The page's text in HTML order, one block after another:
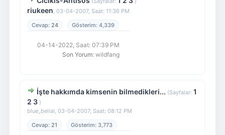
riukeen, 03-04-2007, Saat: 11:36 PM
24
4,339
04-14-2022, Saat: 07:39 PM
Son Yorum: wildfang
İşte hakkımda kimsenin bilmedikleri... (Sayfalar: 1
2 3)
blue_belial, 03-04-2007, Saat: 08:12 PM
21
3,773